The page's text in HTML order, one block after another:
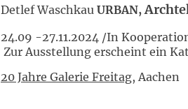
Detlef Waschkau URBAN,
24.09 -27.11.2024 /In
Zur Ausstellung erscheint ein
20 Jahre Galerie Freitag,